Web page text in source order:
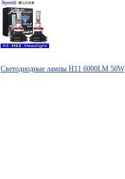
Светодиодные лампы H11 6000LM 50W